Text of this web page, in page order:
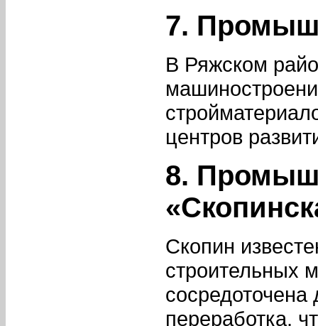
7.
В Ряжском
центров
8.
Скопин
строительных
переработка,